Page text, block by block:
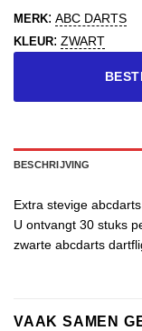
MERK: ABC DARTS
KLEUR: ZWART
BESCHRIJVING
Extra stevige
U ontvangt 30 stuks
zwarte abcdarts
VAAK SAMEN